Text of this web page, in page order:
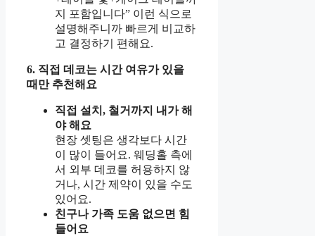
지 포함입니다” 이런 식으로
설명해주니까 빠르게 비교하
고 결정하기 편해요.
6. 직접 데코는 시간 여유가 있을
때만 추천해요
직접 설치, 철거까지 내가 해
야 해요
현장 셋팅은 생각보다 시간
이 많이 들어요. 웨딩홀 측에
서 외부 데코를 허용하지 않
거나, 시간 제약이 있을 수도
있어요.
친구나 가족 도움 없으면 힘
들어요